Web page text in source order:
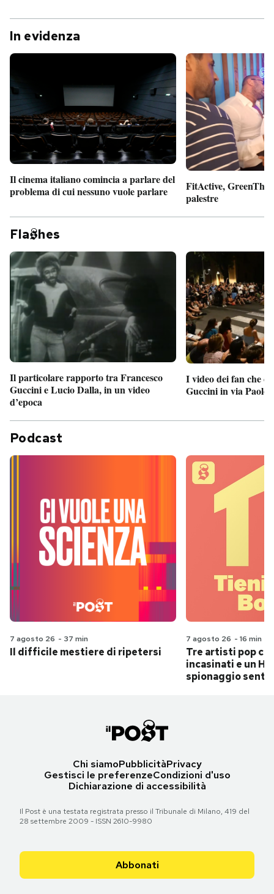
In evidenza
Il cinema italiano comincia a parlare del
problema di cui nessuno vuole parlare
FitActive,
palestre
Fla hes
Il particolare rapporto tra Francesco
Guccini e Lucio Dalla, in un video
d’epoca
I video dei fan che
Guccini in via Paolo
Podcast
7 agosto 26 - 37 min
Il difficile mestiere di ripetersi
7 agosto 26 - 16 min
Tre artisti pop
incasinati e un
spionaggio
Chi siamoPubblicitàPrivacy
Gestisci le preferenzeCondizioni d'uso
Dichiarazione di accessibilità
Il Post è una testata registrata presso il Tribunale di Milano, 419 del
28 settembre 2009 - ISSN 2610-9980
Abbonati